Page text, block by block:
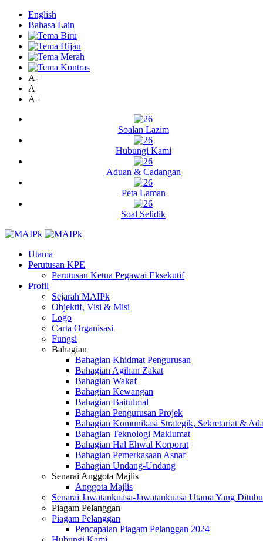
English
Bahasa Lain
A-
A
A+
Soalan Lazim
Hubungi Kami
Aduan & Cadangan
Peta Laman
Soal Selidik
Utama
Perutusan KPE
Perutusan Ketua Pegawai Eksekutif
Profil
Sejarah MAIPk
Objektif, Visi & Misi
Logo
Carta Organisasi
Fungsi
Bahagian
Bahagian Khidmat Pengurusan
Bahagian Agihan Zakat
Bahagian Wakaf
Bahagian Kewangan
Bahagian Baitulmal
Bahagian Pengurusan Projek
Bahagian Komunikasi Strategik, Sekretariat &
Bahagian Teknologi Maklumat
Bahagian Hal Ehwal Korporat
Bahagian Pemerkasaan Asnaf
Bahagian Undang-Undang
Senarai Anggota Majlis
Anggota Majlis
Senarai Jawatankuasa-Jawatankuasa Utama Yang
Piagam Pelanggan
Piagam Pelanggan
Pencapaian Piagam Pelanggan 2024